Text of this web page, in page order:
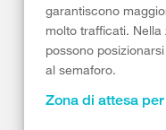
garantiscono
molto trafficati.
possono
al semaforo.
Zona di attesa